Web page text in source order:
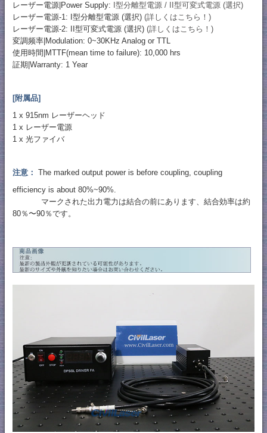
レーザー電源|Power Supply: I型分離型電源 / II型可変式電源 (選択)
レーザー電源-1: I型分離型電源 (選択) (詳しくはこちら！)
レーザー電源-2: II型可変式電源 (選択) (詳しくはこちら！)
変調频率|Modulation: 0~30KHz Analog or TTL
使用時間|MTTF(mean time to failure): 10,000 hrs
証期|Warranty: 1 Year
[附属品]
1 x 915nm レーザーヘッド
1 x レーザー電源
1 x 光ファイバ
注意： The marked output power is before coupling, coupling
efficiency is about 80%~90%.
マークされた出力電力は結合の前にあります、結合効率は約
80％〜90％です。